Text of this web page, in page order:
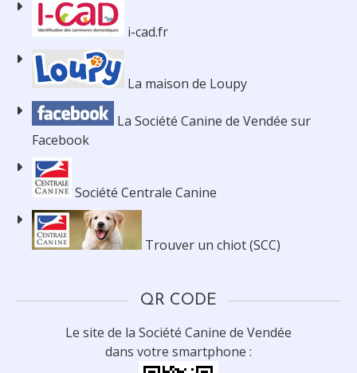
i-cad.fr
La maison de Loupy
La Société Canine de Vendée sur
Facebook
Société Centrale Canine
Trouver un chiot (SCC)
QR CODE
Le site de la Société Canine de Vendée
dans votre smartphone :